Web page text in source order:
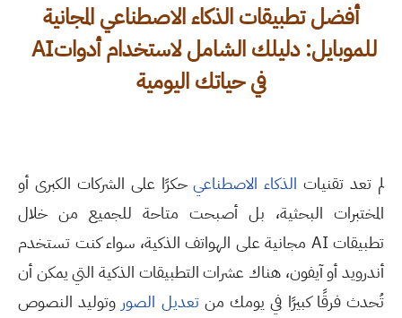
أفضل تطبيقات الذكاء الاصطناعي المجانية
للموبايل: دليلك الشامل لاستخدام أدواتAI
في حياتك اليومية
لم تعد تقنيات الذكاء الاصطناعيحكرًا على الشركات الكبرى أو
المختبرات البحثية، بل أصبحت متاحة للجميع من خلال
تطبيقاتAI مجانية على الهواتف الذكية، سواء كنت تستخدم
أندرويد أو آيفون، هناك عشرات التطبيقات الذكية التي يمكن أن
تُحدث فرقًا كبيرًا في يومك منتعديل الصور وتوليد النصوص